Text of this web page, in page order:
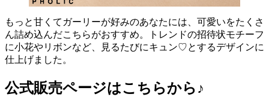
もっと甘くてガーリーが好みのあなたには、可愛いをたくさ
ん詰め込んだこちらがおすすめ。トレンドの招待状モチーフ
に小花やリボンなど、見るたびにキュン♡とするデザインに
仕上げました。
公式販売ページはこちらから♪